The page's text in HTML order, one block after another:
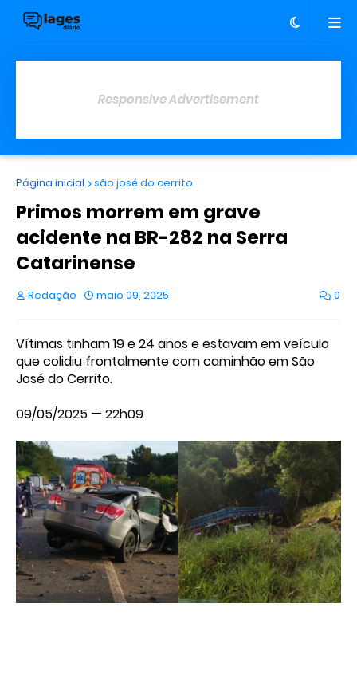
Responsive Advertisement
Página inicial são josé do cerrito
Primos morrem em grave
acidente na BR-282 na Serra
Catarinense
Redação maio 09, 2025 0
Vítimas tinham 19 e 24 anos e estavam em veículo
que colidiu frontalmente com caminhão em São
José do Cerrito.
09/05/2025 — 22h09